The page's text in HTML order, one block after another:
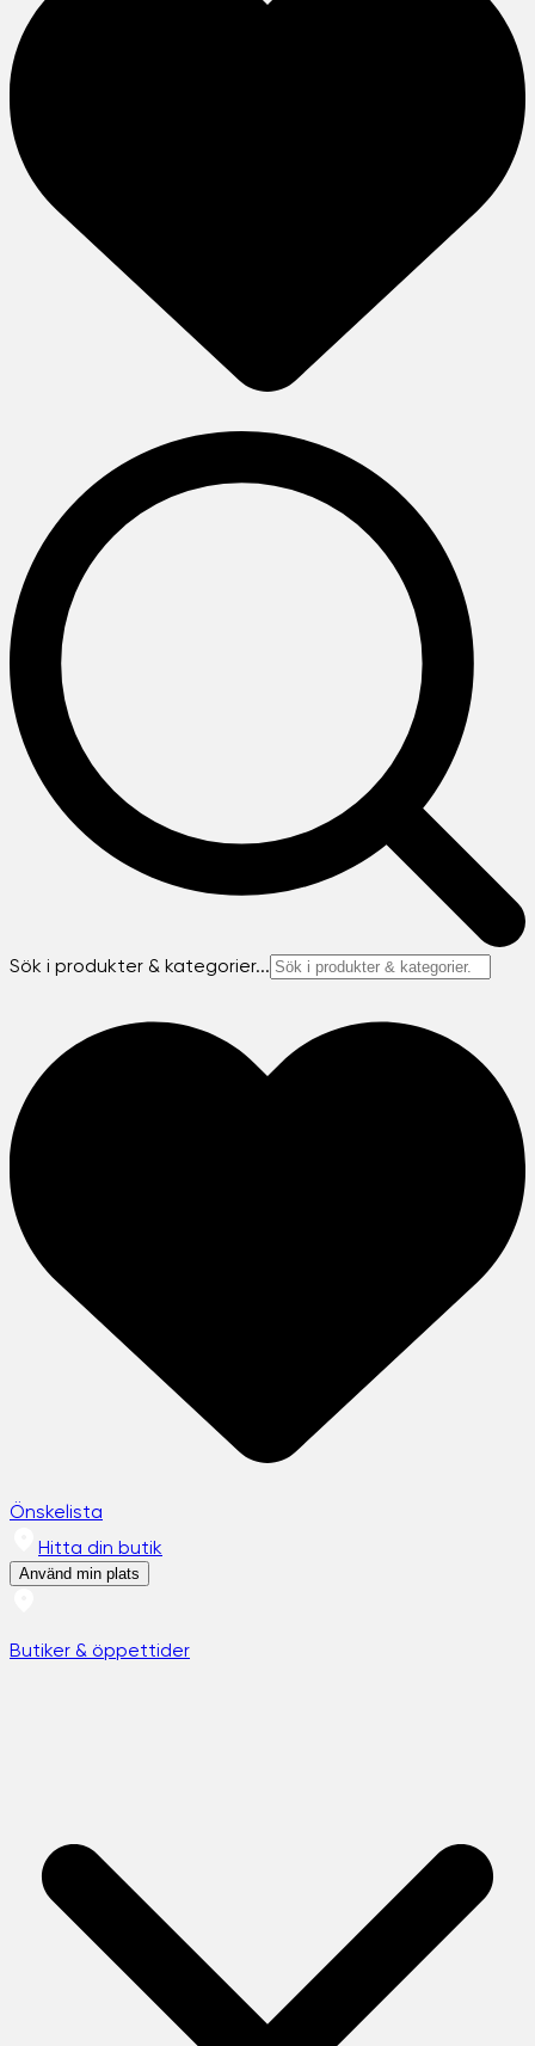
Sök i produkter & kategorier...
Önskelista
Hitta din butik
Använd min plats
Butiker & öppettider